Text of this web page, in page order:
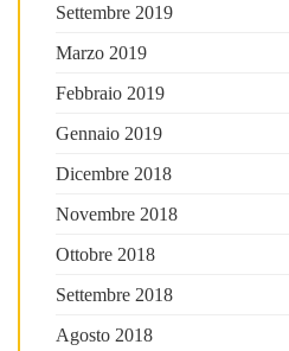
Settembre 2019
Marzo 2019
Febbraio 2019
Gennaio 2019
Dicembre 2018
Novembre 2018
Ottobre 2018
Settembre 2018
Agosto 2018